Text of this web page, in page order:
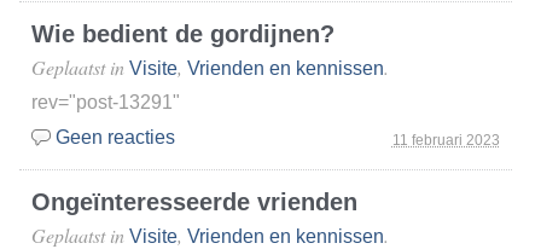
Wie bedient de gordijnen?
11 februari 2023
Geplaatst in Visite, Vrienden en kennissen.
rev="post-13291"
Geen reacties
Ongeïnteresseerde vrienden
Geplaatst in Visite, Vrienden en kennissen.